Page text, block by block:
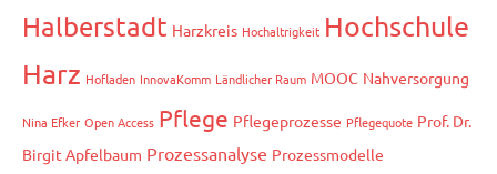
Halberstadt Harzkreis Hochaltrigkeit Hochschule
Harz Hofladen InnovaKomm Ländlicher Raum MOOC Nahversorgung
Nina Efker Open Access Pflege Pflegeprozesse Pflegequote Prof. Dr.
Birgit Apfelbaum Prozessanalyse Prozessmodelle